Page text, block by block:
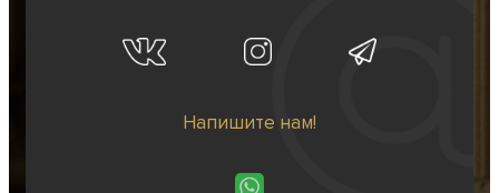
Напишите нам!